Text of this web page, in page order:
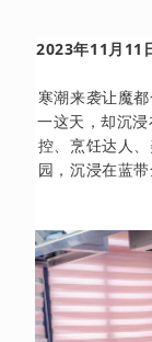
2023年11月11
寒潮来袭让魔
一这天，却沉
控、烹饪达人
园，沉浸在蓝